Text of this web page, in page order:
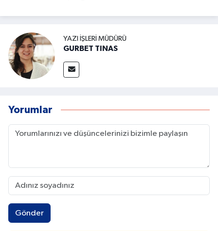
YAZI İŞLERI MÜDÜRÜ
GURBET TINAS
Yorumlar
Gönder